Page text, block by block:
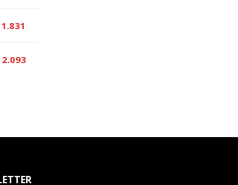
1.831
2.093